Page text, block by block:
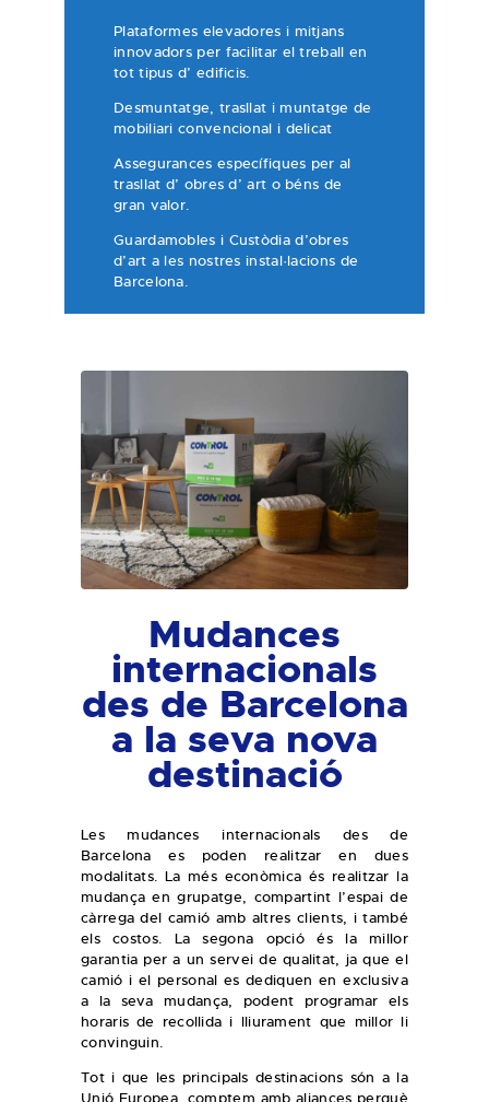
Plataformes elevadores i mitjans
innovadors per facilitar el treball en
tot tipus d’ edificis.
Desmuntatge, trasllat i muntatge de
mobiliari convencional i delicat
Assegurances específiques per al
trasllat d’ obres d’ art o béns de
gran valor.
Guardamobles i Custòdia d’obres
d’art a les nostres instal·lacions de
Barcelona.
Mudances
internacionals
des de Barcelona
a la seva nova
destinació
Les mudances internacionals des de
Barcelona es poden realitzar en dues
modalitats. La més econòmica és realitzar la
mudança en grupatge, compartint l’espai de
càrrega del camió amb altres clients, i també
els costos. La segona opció és la millor
garantia per a un servei de qualitat, ja que el
camió i el personal es dediquen en exclusiva
a la seva mudança, podent programar els
horaris de recollida i lliurament que millor li
convinguin.
Tot i que les principals destinacions són a la
Unió Europea, comptem amb aliances perquè